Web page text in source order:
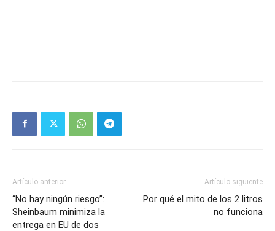
Artículo anterior
“No hay ningún riesgo”:
Sheinbaum minimiza la
entrega en EU de dos
Artículo siguiente
Por qué el mito de los 2 litros
no funciona